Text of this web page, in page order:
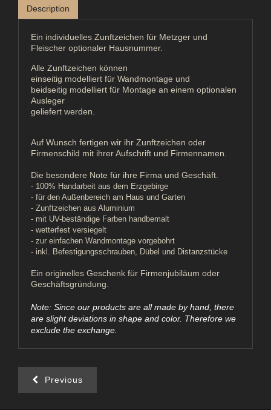
Description
Ein individuelles Zunftzeichen für Metzger und
Fleischer optionaler Hausnummer.
Alle Zunftzeichen können
einseitig modelliert für Wandmontage und
beidseitig modelliert für Montage an einem optionalen
Ausleger
geliefert werden.
Auf Wunsch fertigen wir ihr Zunftzeichen oder
Firmenschild mit ihrer Aufschrift und Firmennamen.
Die besondere Note für ihre Firma und Geschäft.
- 100% Handarbeit aus dem Erzgebirge
- für den Außenbereich am Haus und Garten
- Zunftzeichen aus Aluminium
- mit UV-beständige Farben handbemalt
- wetterfest versiegelt
- zur einfachen Wandmontage vorgebohrt
- inkl. Befestigungsschrauben, Dübel und Distanzstücke
Ein originelles Geschenk für Firmenjubiläum oder
Geschäftsgründung.
Note: Since our products are all made by hand, there
are slight deviations in shape and color. Therefore we
exclude the exchange.
Previous